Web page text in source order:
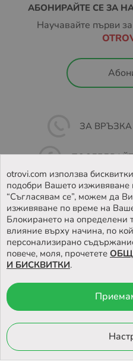
АБОНИРАЙТЕ СЕ ЗА
Научавайте първи
ЗА ВРЪЗКА
НАМЕРЕТЕ
© 2026 Otrovi.com. Всички
Онлайн
otrovi.com използва
подобри Вашето изживяване
“Съгласявам се”, можем да
изживяване по време на
Блокирането на определени
влияние върху начина, по
персонализирано
повече, моля, прочетете
И БИСКВИТКИ.